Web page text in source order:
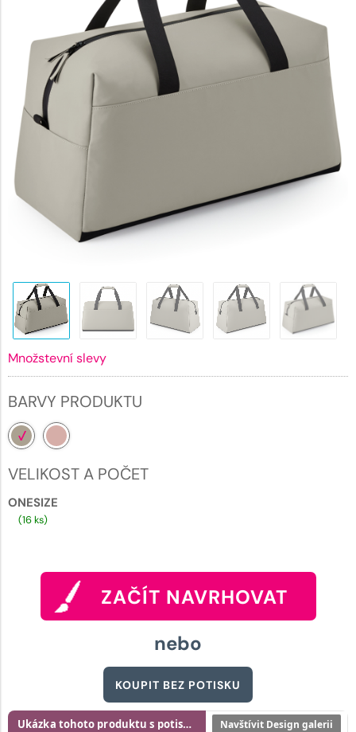
1303
Množstevní slevy
BARVY PRODUKTU
VELIKOST A POČET
ONESIZE
(16 ks)
ZAČÍT NAVRHOVAT
nebo
KOUPIT BEZ POTISKU
Ukázka tohoto produktu s potiskem Navštívit Design galerii